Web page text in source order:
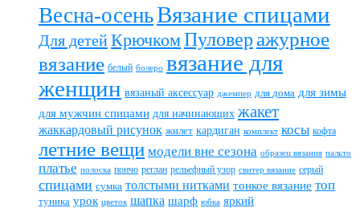
Весна-осеньВязание спицами
Для детейКрючкомПуловер ажурное
вязание белый болеро вязание для
женщин вязаный аксессуар джемпер для дома для зимы
для мужчин спицами для начинающих жакет
жаккардовый рисунок жилет кардиган комплект косы кофта
летние вещи модели вне сезона образец вязания пальто
платье полоска пончо реглан рельефный узор свитер вязание серый
спицами сумка толстыми нитками тонкое вязание топ
туника урок цветок шапка шарф юбка яркий